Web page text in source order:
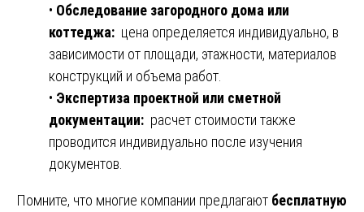
• Обследование загородного дома или
коттеджа: цена определяется индивидуально, в
зависимости от площади, этажности, материалов
конструкций и объема работ.
• Экспертиза проектной или сметной
документации: расчет стоимости также
проводится индивидуально после изучения
документов.
Помните, что многие компании предлагают бесплатную